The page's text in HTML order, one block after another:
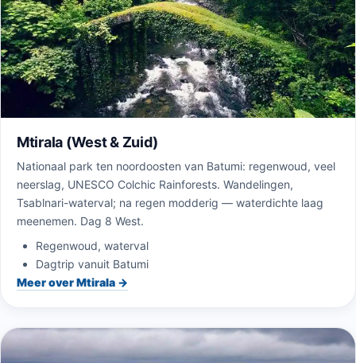
Mtirala (West & Zuid)
Nationaal park ten noordoosten van Batumi: regenwoud, veel
neerslag, UNESCO Colchic Rainforests. Wandelingen,
Tsablnari-waterval; na regen modderig — waterdichte laag
meenemen. Dag 8 West.
Regenwoud, waterval
Dagtrip vanuit Batumi
Meer over Mtirala →